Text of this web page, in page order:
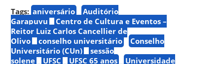
Tags: aniversário
Auditório
Garapuvu
Centro de Cultura e Eventos –
Reitor Luiz Carlos Cancellier de
Olivo
conselho universitário
Conselho
Universitário (CUn)
sessão
solene
UFSC UFSC 65 anos
Universidade